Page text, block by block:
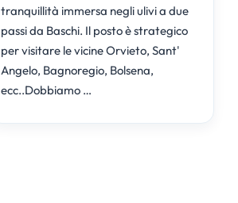
tranquillità immersa negli ulivi a due
passi da Baschi. Il posto è strategico
per visitare le vicine Orvieto, Sant'
Angelo, Bagnoregio, Bolsena,
ecc..Dobbiamo …